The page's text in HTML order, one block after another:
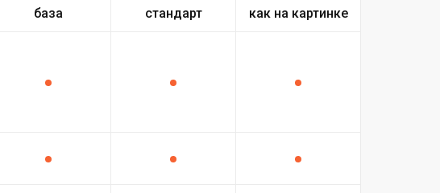
база стандарт как на картинке